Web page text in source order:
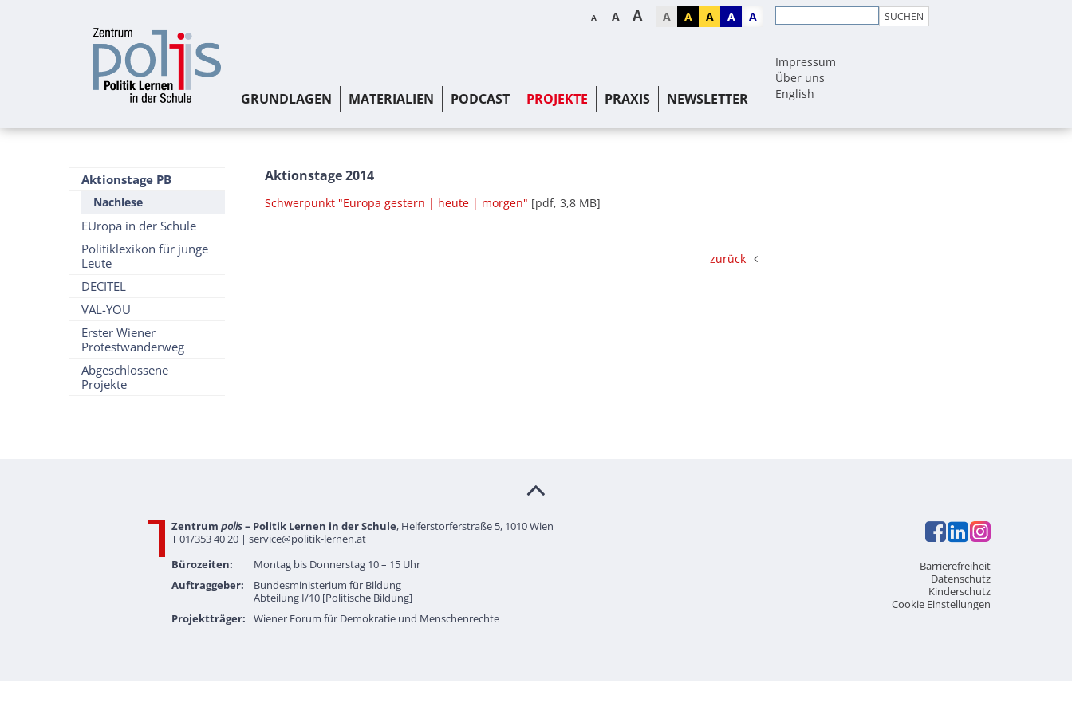
A A A A A A A A
GRUNDLAGEN MATERIALIEN PODCAST PROJEKTE PRAXIS NEWSLETTER
Impressum
Über uns
English
Aktionstage PB
Nachlese
EUropa in der Schule
Politiklexikon für junge
Leute
DECITEL
VAL-YOU
Erster Wiener
Protestwanderweg
Abgeschlossene
Projekte
Aktionstage 2014
Schwerpunkt "Europa gestern | heute | morgen" [pdf, 3,8 MB]
zurück
Barrierefreiheit
Datenschutz
Kinderschutz
Cookie Einstellungen
Zentrum polis– Politik Lernen in der Schule, Helferstorferstraße 5, 1010 Wien
T 01/353 40 20 | service@politik-lernen.at
Bürozeiten:
Montag bis Donnerstag 10 – 15 Uhr
Auftraggeber:
Bundesministerium für Bildung
Abteilung I/10 [Politische Bildung]
Projektträger:
Wiener Forum für Demokratie und Menschenrechte